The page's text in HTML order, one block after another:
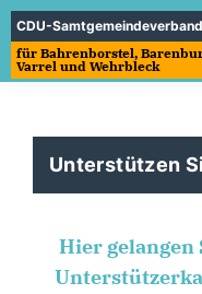
CDU-
für Bahrenborstel,
Varrel und Wehrbleck
Unterstützen
Hier gelangen